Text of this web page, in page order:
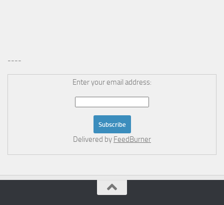
----
Enter your email address:
Delivered by FeedBurner